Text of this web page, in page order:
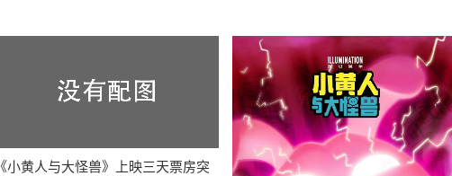
《小黄人与大怪兽》上映三天票房突